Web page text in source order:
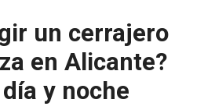
un cerrajero
en Alicante?
y noche